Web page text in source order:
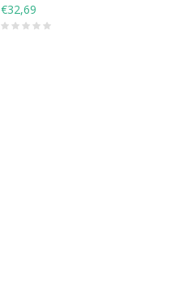
€32,69